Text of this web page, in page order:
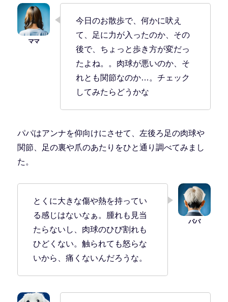
今日のお散歩で、何かに吠え
て、足に力が入ったのか、その
後で、ちょっと歩き方が変だっ
たよね。。肉球が悪いのか、そ
れとも関節なのか…。チェック
してみたらどうかな
パパはアンナを仰向けにさせて、左後ろ足の肉球や
関節、足の裏や爪のあたりをひと通り調べてみまし
た。
とくに大きな傷や熱を持ってい
る感じはないなぁ。腫れも見当
たらないし、肉球のひび割れも
ひどくない。触られても怒らな
いから、痛くないんだろうな。